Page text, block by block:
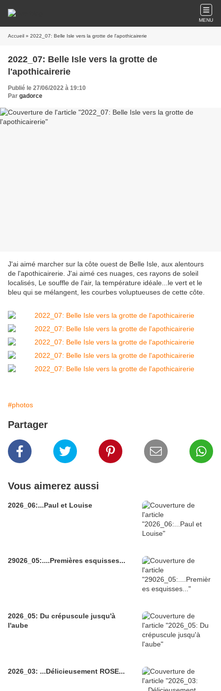
MENU
Accueil » 2022_07: Belle Isle vers la grotte de l'apothicairerie
2022_07: Belle Isle vers la grotte de
l'apothicairerie
Publié le 27/06/2022 à 19:10
Par gadorce
J'ai aimé marcher sur la côte ouest de Belle Isle, aux alentours
de l'apothicairerie. J'ai aimé ces nuages, ces rayons de soleil
localisés, Le souffle de l'air, la température idéale...le vert et le
bleu qui se mélangent, les courbes voluptueuses de cette côte.
#photos
Partager
Vous aimerez aussi
2026_06:...Paul et Louise
29026_05:....Premières esquisses...
2026_05: Du crépuscule jusqu'à
l'aube
2026_03: ...Délicieusement ROSE...